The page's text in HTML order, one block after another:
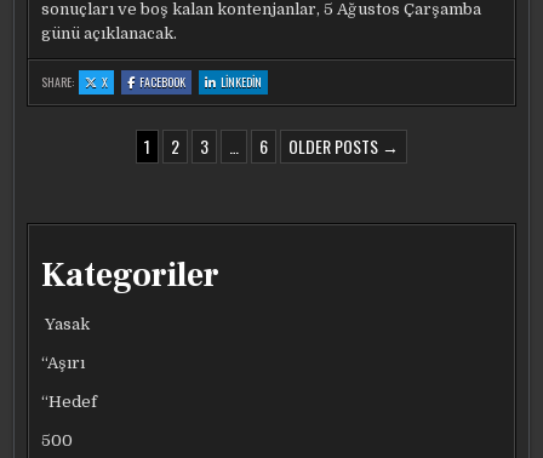
sonuçları ve boş kalan kontenjanlar, 5 Ağustos Çarşamba
günü açıklanacak.
SHARE: X:
LGS
TERCIH
YARIN
FACEBOOK:
LGS
TERCIH
YARIN
SON
GÜN
LINKEDIN
LGS
TERCIH
YARIN
SON
GÜN
1 2 3 6 OLDER POSTS →
Kategoriler
Yasak
“Aşırı
“Hedef
500